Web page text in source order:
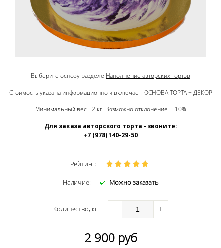
Выберите основу разделе Наполнение авторских тортов
Стоимость указана информационно и включает: ОСНОВА ТОРТА + ДЕКОР
Минимальный вес - 2 кг. Возможно отклонение +-10%
Для заказа авторского торта - звоните:
+7 (978) 140-29-50
Рейтинг:
Наличие: Можно заказать
Количество, кг: − +
2 900 руб